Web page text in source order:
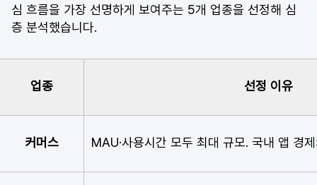
심 흐름을 가장 선명하게 보여주는 5개 업종을 선정해 심
층 분석했습니다.
업종 선정 이유
커머스 MAU·사용시간 모두 최대 규모. 국내 앱 경